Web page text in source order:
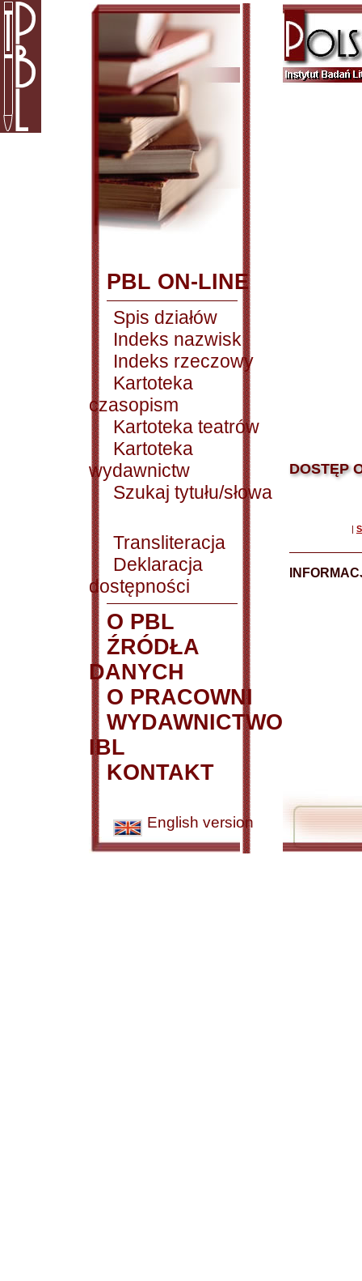
PBL ON-LINE
Spis działów
Indeks nazwisk
Indeks rzeczowy
Kartoteka
czasopism
Kartoteka teatrów
Kartoteka
wydawnictw
Szukaj tytułu/słowa
Transliteracja
Deklaracja
dostępności
O PBL
ŹRÓDŁA
DANYCH
O PRACOWNI
WYDAWNICTWO
IBL
KONTAKT
English version
DOSTĘP
|